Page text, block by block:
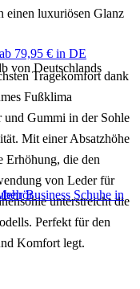
einen luxuriösen Glanz
Tragekomfort dank
Fußklima
und Gummi in der Sohle
Mit einer Absatzhöhe
Erhöhung, die den
von Leder für
unterstreicht die
Perfekt für den
Komfort legt.
79,95 € in DE
von Deutschlands
Business Schuhe in